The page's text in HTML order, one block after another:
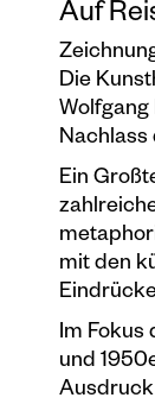
Auf
Die
Nachlass
Ein
mit den
Im Fokus
und